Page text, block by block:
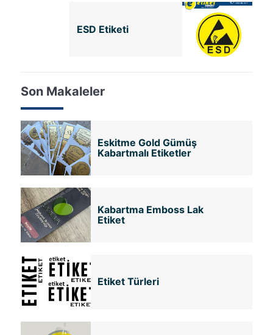
ESD Etiketi
Son Makaleler
Eskitme Gold Gümüş
Kabartmalı Etiketler
Kabartma Emboss Lak
Etiket
Etiket Türleri